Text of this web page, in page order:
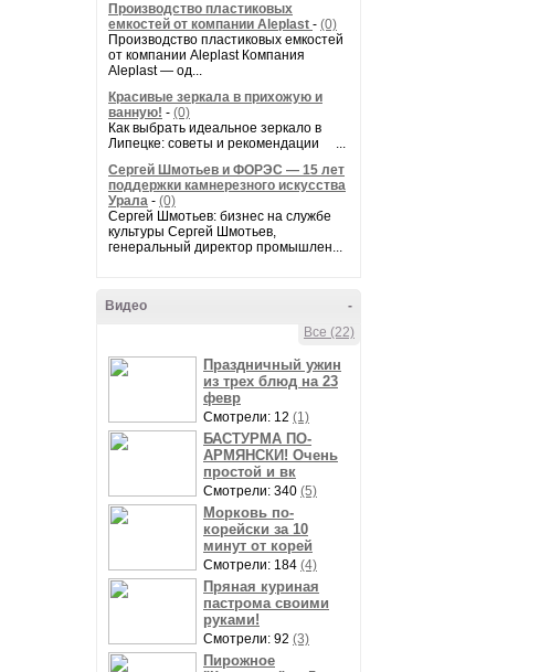
Производство пластиковых
емкостей от компании Aleplast - (0)
Производство пластиковых емкостей
от компании Aleplast Компания
Aleplast — од...
Красивые зеркала в прихожую и
ванную! - (0)
Как выбрать идеальное зеркало в
Липецке: советы и рекомендации ...
Сергей Шмотьев и ФОРЭС — 15 лет
поддержки камнерезного искусства
Урала - (0)
Сергей Шмотьев: бизнес на службе
культуры Сергей Шмотьев,
генеральный директор промышлен...
-
Видео
Все (22)
Праздничный ужин
из трех блюд на 23
февр
Смотрели: 12 (1)
БАСТУРМА ПО-
АРМЯНСКИ! Очень
простой и вк
Смотрели: 340 (5)
Морковь по-
корейски за 10
минут от корей
Смотрели: 184 (4)
Пряная куриная
пастрома своими
руками!
Смотрели: 92 (3)
Пирожное